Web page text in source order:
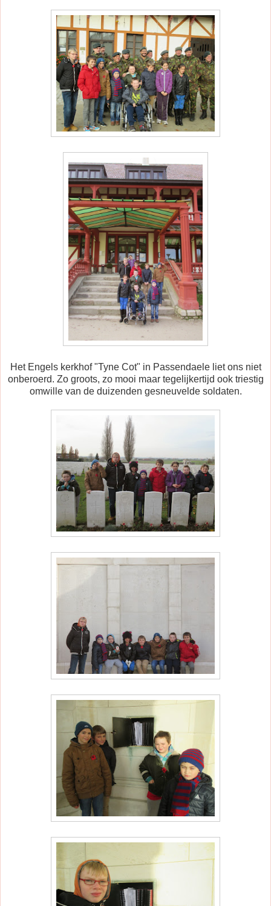
Het Engels kerkhof "Tyne Cot" in Passendaele liet ons niet
onberoerd. Zo groots, zo mooi maar tegelijkertijd ook triestig
omwille van de duizenden gesneuvelde soldaten.